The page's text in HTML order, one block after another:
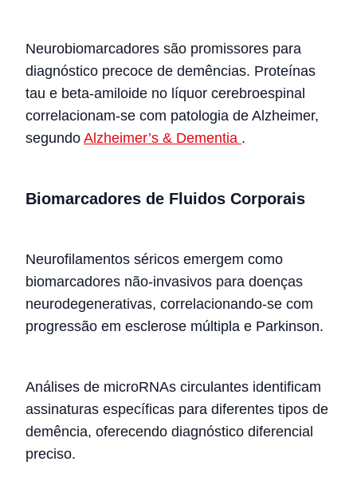
Neurobiomarcadores são promissores para
diagnóstico precoce de demências. Proteínas
tau e beta-amiloide no líquor cerebroespinal
correlacionam-se com patologia de Alzheimer,
segundo Alzheimer’s & Dementia .
Biomarcadores de Fluidos Corporais
Neurofilamentos séricos emergem como
biomarcadores não-invasivos para doenças
neurodegenerativas, correlacionando-se com
progressão em esclerose múltipla e Parkinson.
Análises de microRNAs circulantes identificam
assinaturas específicas para diferentes tipos de
demência, oferecendo diagnóstico diferencial
preciso.